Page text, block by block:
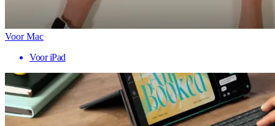
Voor Mac
Voor iPad